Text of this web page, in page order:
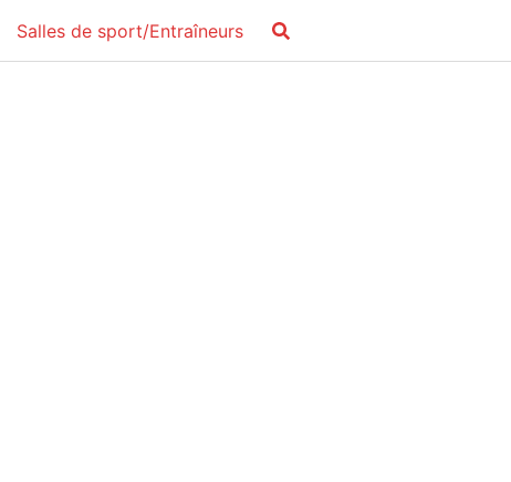
Salles de sport/Entraîneurs